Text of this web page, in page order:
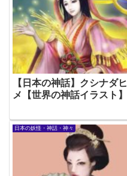
【日本の神話】クシナダヒ
メ【世界の神話イラスト】
日本の妖怪・神話・神々